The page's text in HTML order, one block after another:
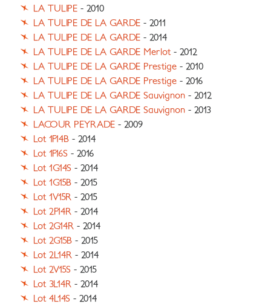
LA TULIPE - 2010
LA TULIPE DE LA GARDE - 2011
LA TULIPE DE LA GARDE - 2014
LA TULIPE DE LA GARDE Merlot - 2012
LA TULIPE DE LA GARDE Prestige - 2010
LA TULIPE DE LA GARDE Prestige - 2016
LA TULIPE DE LA GARDE Sauvignon - 2012
LA TULIPE DE LA GARDE Sauvignon - 2013
LACOUR PEYRADE - 2009
Lot 1F14B - 2014
Lot 1F16S - 2016
Lot 1G14S - 2014
Lot 1G15B - 2015
Lot 1V15R - 2015
Lot 2F14R - 2014
Lot 2G14R - 2014
Lot 2G15B - 2015
Lot 2L14R - 2014
Lot 2V15S - 2015
Lot 3L14R - 2014
Lot 4L14S - 2014